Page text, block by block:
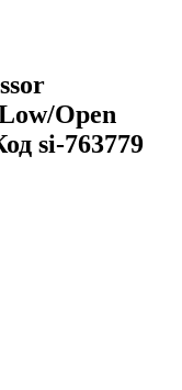
Open
si-763779